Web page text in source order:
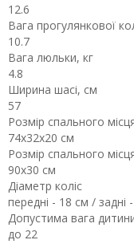
12.6
Вага прогулянкової
10.7
Вага люльки, кг
4.8
Ширина шасі, см
57
Розмір спального
74х32х20 см
Розмір спального
90х30 см
Діаметр коліс
передні - 18 см / задні
Допустима вага
до 22